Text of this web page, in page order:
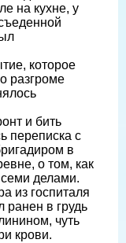
на кухне, у
которое
разгроме
и бить
переписка с
в
о том, как
делами.
из госпиталя
в грудь
чуть
крови.